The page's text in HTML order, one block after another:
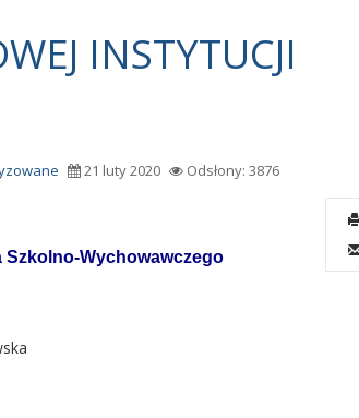
INSTYTUCJI
21 luty 2020 Odsłony: 3876
Szkolno-Wychowawczego